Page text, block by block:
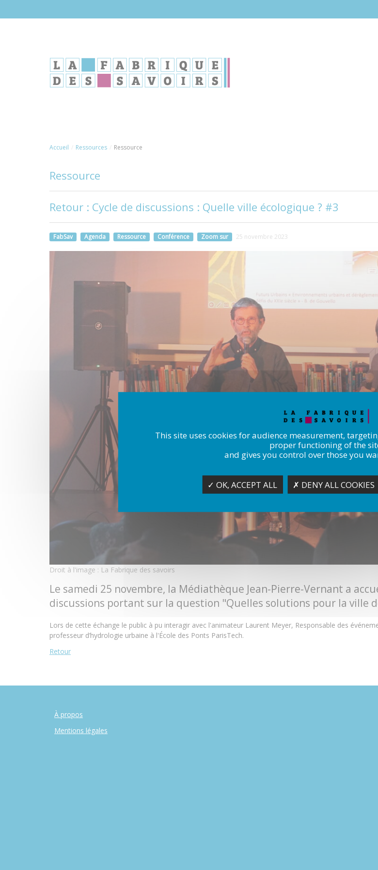
Accueil Ressources Ressource
Ressource
Retour : Cycle de discussions : Quelle ville écologique ? #3
FabSav Agenda Ressource Conférence Zoom sur 25 novembre 2023
Droit à l'image : La Fabrique des savoirs
Le samedi 25 novembre, la Médiathèque Jean-Pierre-Vernant a
discussions portant sur la question "Quelles solutions pour la ville
Lors de cette échange le public à pu interagir avec l'animateur Laurent Meyer, Responsable des
professeur d’hydrologie urbaine à l'École des Ponts ParisTech.
Retour
À propos
Mentions légales
This site uses cookies for audience measurement,
proper functioning of the
and gives you control over those you
✓ OK, ACCEPT ALL ✗ DENY ALL COOKIES